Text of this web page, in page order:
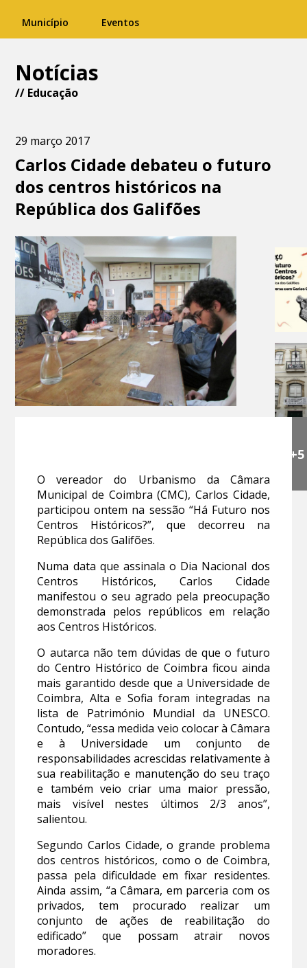
Município Eventos
Notícias
// Educação
29 março 2017
Carlos Cidade debateu o futuro
dos centros históricos na
República dos Galifões
+5
O vereador do Urbanismo da Câmara
Municipal de Coimbra (CMC), Carlos Cidade,
participou ontem na sessão “Há Futuro nos
Centros Históricos?”, que decorreu na
República dos Galifões.
Numa data que assinala o Dia Nacional dos
Centros Históricos, Carlos Cidade
manifestou o seu agrado pela preocupação
demonstrada pelos repúblicos em relação
aos Centros Históricos.
O autarca não tem dúvidas de que o futuro
do Centro Histórico de Coimbra ficou ainda
mais garantido desde que a Universidade de
Coimbra, Alta e Sofia foram integradas na
lista de Património Mundial da UNESCO.
Contudo, “essa medida veio colocar à Câmara
e à Universidade um conjunto de
responsabilidades acrescidas relativamente à
sua reabilitação e manutenção do seu traço
e também veio criar uma maior pressão,
mais visível nestes últimos 2/3 anos”,
salientou.
Segundo Carlos Cidade, o grande problema
dos centros históricos, como o de Coimbra,
passa pela dificuldade em fixar residentes.
Ainda assim, “a Câmara, em parceria com os
privados, tem procurado realizar um
conjunto de ações de reabilitação do
edificado” que possam atrair novos
moradores.